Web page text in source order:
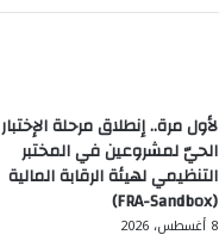
لأول مرة.. إنطلاق مرحلة الإختبار
الحيّ لمشروعين في المختبر
التنظيمي لهيئة الرقابة المالية
(FRA-Sandbox)
8 أغسطس، 2026